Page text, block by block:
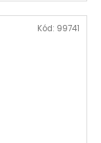
Kód: 99741